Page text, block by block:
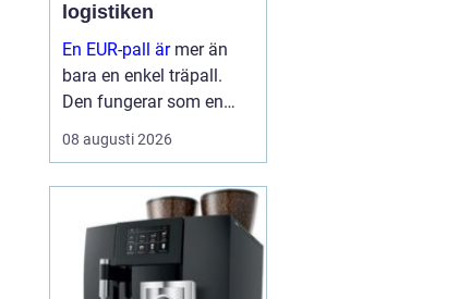
logistiken
En EUR-pall ärmer än
bara en enkel träpall.
Den fungerar som en
gemensam standard för
transport och lagring i
och stora delar av
världen. När företag
använder s...
08 augusti 2026